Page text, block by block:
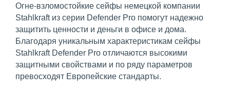
Огне-взломостойкие сейфы немецкой компании
Stahlkraft из серии Defender Pro помогут надежно
защитить ценности и деньги в офисе и дома.
Благодаря уникальным характеристикам сейфы
Stahlkraft Defender Pro отличаются высокими
защитными свойствами и по ряду параметров
превосходят Европейские стандарты.